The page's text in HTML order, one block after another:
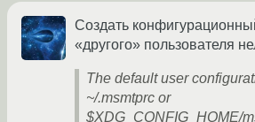
Создать
«другого» пользователя
The default user
~/.msmtprc or
$XDG_CONFIG_HOME/